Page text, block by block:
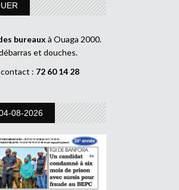
bureaux à Ouaga 2000.
et douches.
: 72 60 14 28
08-2026